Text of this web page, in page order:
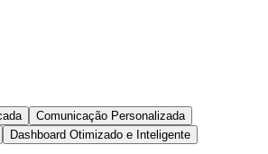
Comunicação Personalizada
Dashboard Otimizado e Inteligente